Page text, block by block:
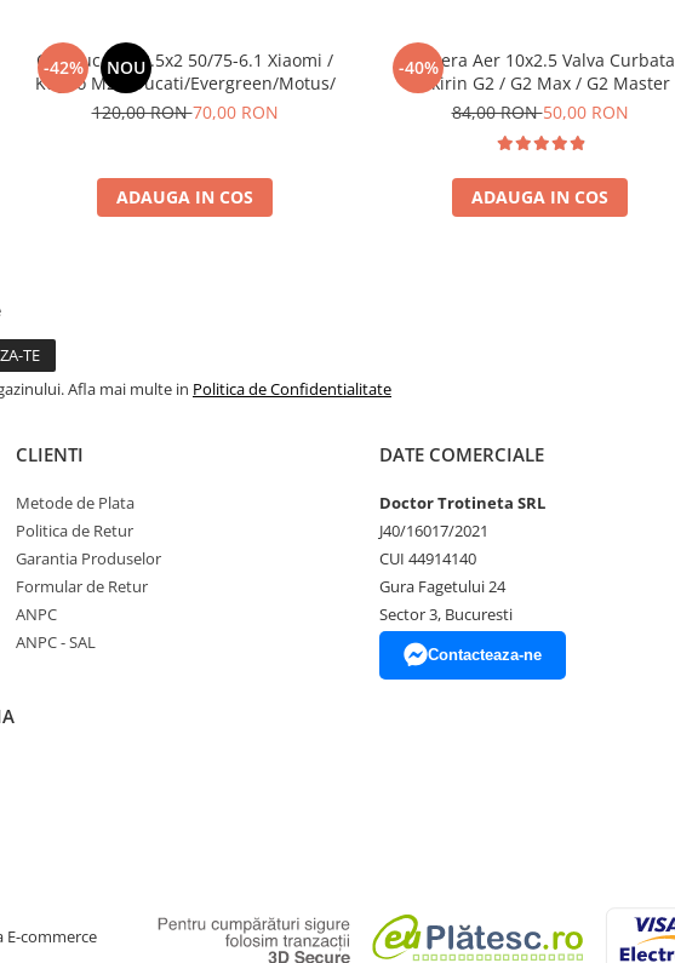
-42% NOU
Cauciuc Plin 8.5x2 50/75-6.1 Xiaomi /
Kugoo M2 / Ducati/Evergreen/Motus/
120,00 RON70,00 RON
ADAUGA IN COS
-40%
Camera Aer 10x2.5 Valva Curbata
Kukirin G2 / G2 Max / G2 Master
84,00 RON50,00 RON
ADAUGA IN COS
Afla mai multe in Politica de Confidentialitate
CLIENTI
Metode de Plata
Politica de Retur
Garantia Produselor
Formular de Retur
ANPC
ANPC - SAL
DATE COMERCIALE
Doctor Trotineta SRL
J40/16017/2021
CUI 44914140
Gura Fagetului 24
Sector 3, Bucuresti
Contacteaza-ne
E-commerce